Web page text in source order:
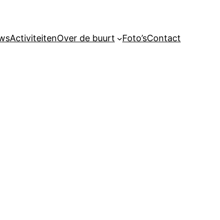
ActiviteitenOver de buurt Foto’sContact